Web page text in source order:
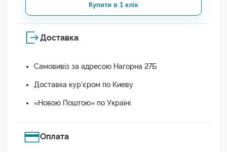
Купити в 1 клік
Доставка
Самовивіз за адресою Нагорна 27Б
Доставка кур'єром по Киеву
«Новою Поштою» по Україні
Оплата